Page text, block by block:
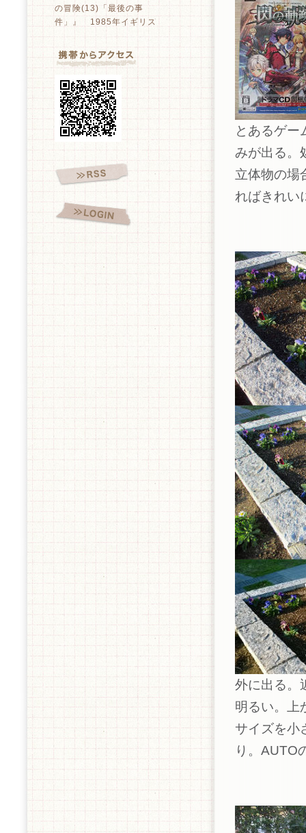
の冒険(13)「最後の事
件」』 1985年イギリス
とあるゲー
みが出る。
立体物の場
ればきれい
外に出る。
明るい。上
サイズを小
り。AUTO